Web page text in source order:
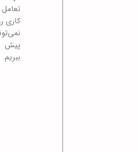
تعامل
کاری
پیش
ببریم.